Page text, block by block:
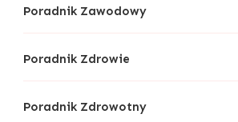
Poradnik Zawodowy
Poradnik Zdrowie
Poradnik Zdrowotny